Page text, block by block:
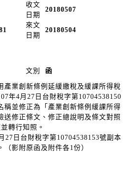
收文
日期
20180507
來文
日期
20180504
文別 函
產業創新條例延緩繳稅及緩課所得稅
年4月27日台財稅字第10704538150
稱並修正為「產業創新條例緩課所得
送修正條文、修正總說明及條文對照
轉行知照。
27日台財稅字第10704538153號副本
（影附原函及附件各1份）